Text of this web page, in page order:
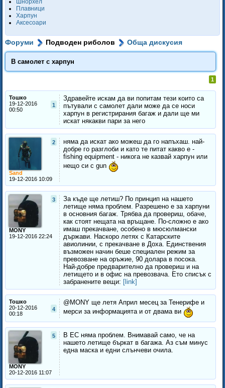
Шнорхел
Плавници
Харпун
Аксесоари
Форуми Подводен риболов Обща дискусия
В самолет с харпун
1
Тошко
1
19-12-2016
00:50
Здравейте искам да ви попитам тези които са
пътували с самолет дали може да се носи
харпун в регистрирания багаж и дали ще ми
искат някакви пари за него
2
Sand
19-12-2016 10:09
няма да искат ако можеш да го напъхаш. най-
добре го разглоби и като те питат какво е -
fishing equipment - никога не казвай харпун или
нещо си с gun
3
MONY
19-12-2016 22:24
За къде ще летиш? По принцип на нашето
летище няма проблем. Разрешено е за харпуни
в основния багаж. Трябва да провериш, обаче,
как стоят нещата на връщане. По-сложно е ако
имаш прекачване, особено в мюсюлмански
държави. Наскоро летях с Катарските
авиолинии, с прекачване в Доха. Единствения
възможен начин беше специален режим за
превозване на оръжие, 90 долара в посока.
Най-добре предварително да провериш и на
летището и в офис на превозвача. Ето списък с
забранените вещи: [link]
Тошко
4
20-12-2016
00:18
@MONY ще летя Април месец за Тенерифе и
мерси за информацията и от двама ви
5
MONY
20-12-2016 11:07
В ЕС няма проблем. Внимавай само, че на
нашето летище бъркат в багажа. Аз съм минус
една маска и едни слънчеви очила.